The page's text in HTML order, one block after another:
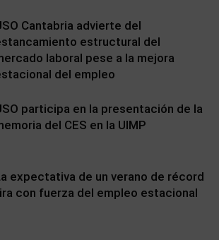
Cantabria advierte del
estructural del
laboral pese a la mejora
del empleo
participa en la presentación de la
del CES en la UIMP
expectativa de un verano de récord
con fuerza del empleo estacional